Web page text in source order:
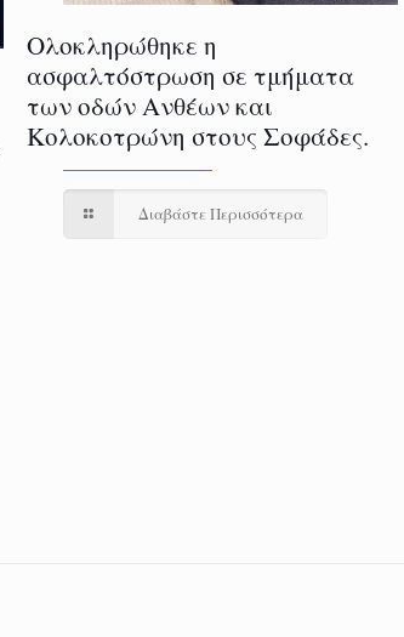
Ολοκληρώθηκε η
ασφαλτόστρωση σε τμήματα
των οδών Ανθέων και
Κολοκοτρώνη στους Σοφάδες.
Διαβάστε Περισσότερα